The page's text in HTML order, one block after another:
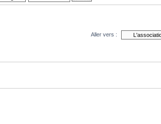
Aller vers :